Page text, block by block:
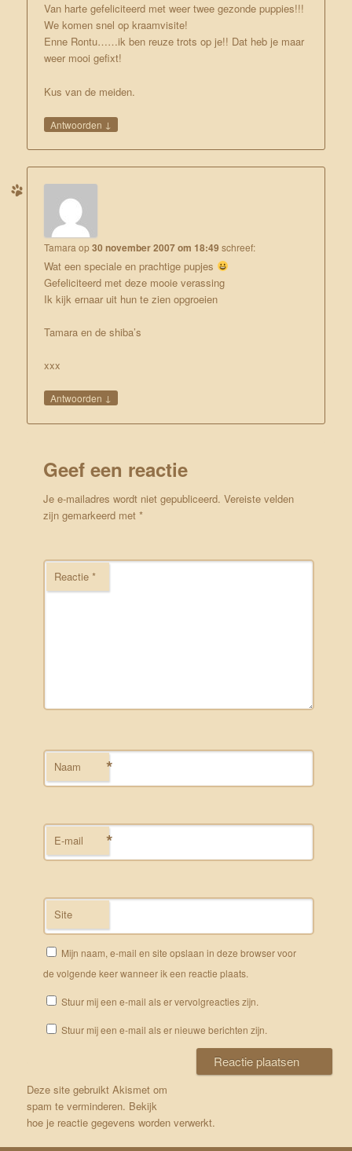
Van harte gefeliciteerd met weer twee gezonde puppies!!!
We komen snel op kraamvisite!
Enne Rontu……ik ben reuze trots op je!! Dat heb je maar
weer mooi gefixt!
Kus van de meiden.
Antwoorden ↓
Tamara op30 november 2007 om 18:49 schreef:
Wat een speciale en prachtige pupjes
Gefeliciteerd met deze mooie verassing
Ik kijk ernaar uit hun te zien opgroeien
Tamara en de shiba’s
xxx
Antwoorden ↓
Geef een reactie
Je e-mailadres wordt niet gepubliceerd. Vereiste velden
zijn gemarkeerd met*
Reactie*
Naam *
E-mail *
Site
Mijn naam, e-mail en site opslaan in deze browser voor
de volgende keer wanneer ik een reactie plaats.
Stuur mij een e-mail als er vervolgreacties zijn.
Stuur mij een e-mail als er nieuwe berichten zijn.
Deze site gebruikt Akismet om
spam te verminderen. Bekijk
hoe je reactie gegevens worden verwerkt.